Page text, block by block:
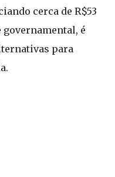
cerca de R$53
é
para